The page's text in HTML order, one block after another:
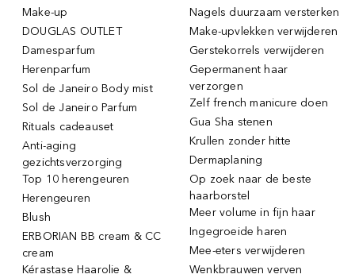
Make-up
DOUGLAS OUTLET
Damesparfum
Herenparfum
Sol de Janeiro Body mist
Sol de Janeiro Parfum
Rituals cadeauset
Anti-aging
gezichtsverzorging
Top 10 herengeuren
Herengeuren
Blush
ERBORIAN BB cream & CC
cream
Kérastase Haarolie &
Nagels duurzaam versterken
Make-upvlekken verwijderen
Gerstekorrels verwijderen
Gepermanent haar
verzorgen
Zelf french manicure doen
Gua Sha stenen
Krullen zonder hitte
Dermaplaning
Op zoek naar de beste
haarborstel
Meer volume in fijn haar
Ingegroeide haren
Mee-eters verwijderen
Wenkbrauwen verven